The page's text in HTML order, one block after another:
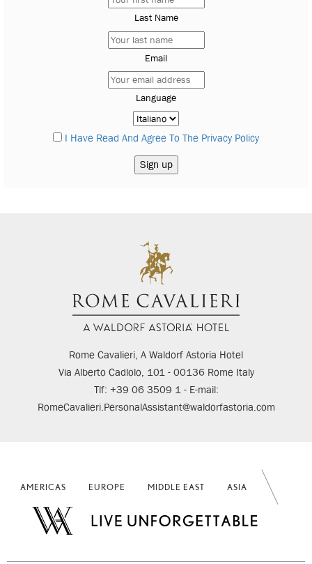
Last Name
Email
Language
I Have Read And Agree To The Privacy Policy
Rome Cavalieri, A Waldorf Astoria Hotel
Via Alberto Cadlolo, 101 - 00136 Rome Italy
Tlf: +39 06 3509 1 - E-mail:
RomeCavalieri.PersonalAssistant@waldorfastoria.com
AMERICAS EUROPE MIDDLE EAST ASIA